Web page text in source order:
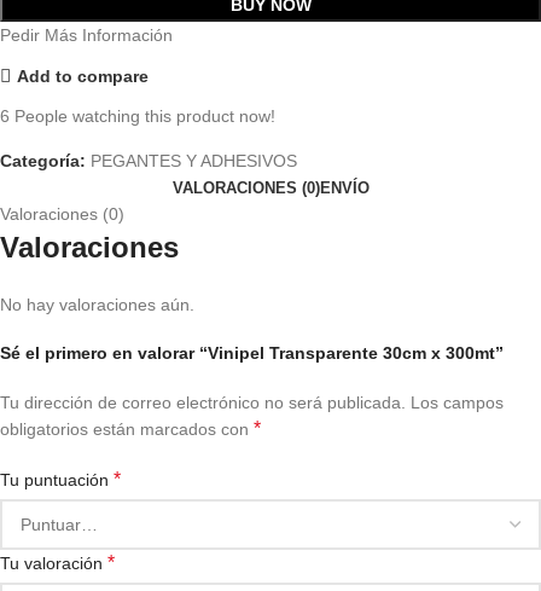
BUY NOW
Pedir Más Información
Add to compare
6 People watching this product now!
Categoría: PEGANTES Y ADHESIVOS
VALORACIONES (0)ENVÍO
Valoraciones (0)
Valoraciones
No hay valoraciones aún.
Sé el primero en valorar “Vinipel Transparente 30cm x 300mt”
Tu dirección de correo electrónico no será publicada. Los campos
obligatorios están marcados con *
Tu puntuación *
Tu valoración *